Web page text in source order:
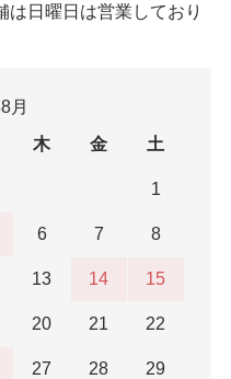
は日曜日は営業しており
月
木 金 土
1
6 7 8
13 14 15
20 21 22
27 28 29